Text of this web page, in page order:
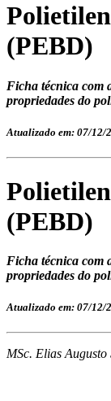
(PEBD)
Ficha técnica com
propriedades do
Atualizado em: 07/12/
(PEBD)
Ficha técnica com
propriedades do
Atualizado em: 07/12/
MSc. Elias Augusto